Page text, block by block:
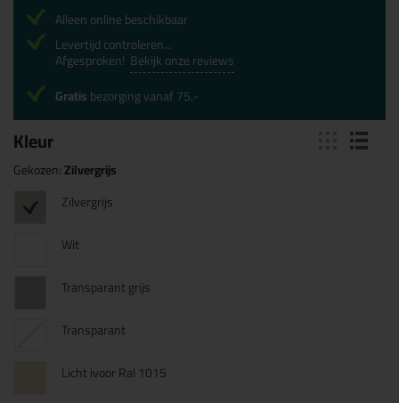
Kleur
Gekozen:Zilvergrijs
Zilvergrijs
Wit
Transparant grijs
Transparant
Licht ivoor Ral 1015
Alleen online beschikbaar
Levertijd controleren...
Afgesproken! Bekijk onze reviews
Gratisbezorging vanaf 75,-